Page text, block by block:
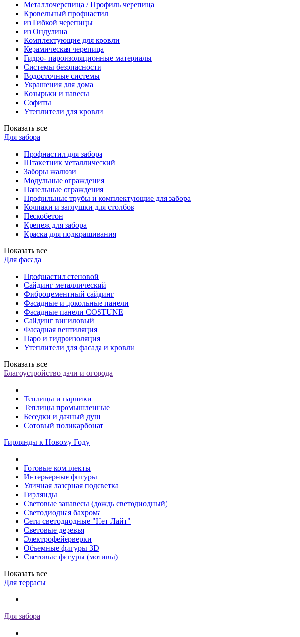
Металлочерепица / Профиль черепица
Кровельный профнастил
из Гибкой черепицы
из Ондулина
Комплектующие для кровли
Керамическая черепица
Гидро- пароизоляционные материалы
Системы безопасности
Водосточные системы
Украшения для дома
Козырьки и навесы
Софиты
Утеплители для кровли
Показать все
Для забора
Профнастил для забора
Штакетник металлический
Заборы жалюзи
Модульные ограждения
Панельные ограждения
Профильные трубы и комплектующие для забора
Колпаки и заглушки для столбов
Пескобетон
Крепеж для забора
Краска для подкрашивания
Показать все
Для фасада
Профнастил стеновой
Сайдинг металлический
Фиброцементный сайдинг
Фасадные и цокольные панели
Фасадные панели COSTUNE
Сайдинг виниловый
Фасадная вентиляция
Паро и гидроизоляция
Утеплители для фасада и кровли
Показать все
Благоустройство дачи и огорода
Теплицы и парники
Теплицы промышленные
Беседки и дачный душ
Сотовый поликарбонат
Гирлянды к Новому Году
Готовые комплекты
Интерьерные фигуры
Уличная лазерная подсветка
Гирлянды
Световые занавесы (дождь светодиодный)
Светодиодная бахрома
Сети светодиодные "Нет Лайт"
Световые деревья
Электрофейерверки
Объемные фигуры 3D
Световые фигуры (мотивы)
Показать все
Для террасы
Для забора